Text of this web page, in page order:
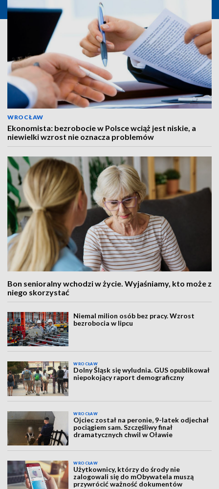
WROCŁAW
Ekonomista: bezrobocie w Polsce wciąż jest niskie, a
niewielki wzrost nie oznacza problemów
Bon senioralny wchodzi w życie. Wyjaśniamy, kto może z
niego skorzystać
Niemal milion osób bez pracy. Wzrost
bezrobocia w lipcu
WROCŁAW
Dolny Śląsk się wyludnia. GUS opublikował
niepokojący raport demograficzny
WROCŁAW
Ojciec został na peronie, 9-latek odjechał
pociągiem sam. Szczęśliwy finał
dramatycznych chwil w Oławie
WROCŁAW
Użytkownicy, którzy do środy nie
zalogowali się do mObywatela muszą
przywrócić ważność dokumentów